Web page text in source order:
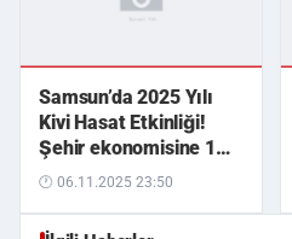
Samsun’da 2025 Yılı
Kivi Hasat Etkinliği!
Şehir ekonomisine 1
milyar TL üzerinde
🕐 06.11.2025 23:50